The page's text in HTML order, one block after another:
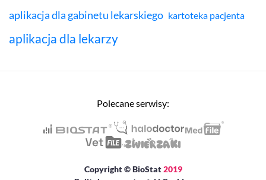
aplikacja dla gabinetu lekarskiego kartoteka pacjenta
aplikacja dla lekarzy
Polecane serwisy:
Copyright © BioStat2019